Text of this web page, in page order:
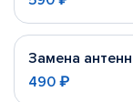
Замена
490 ₽